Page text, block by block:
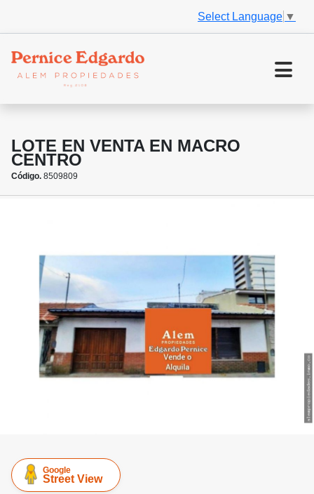
Select Language ▼
LOTE EN VENTA EN MACRO
CENTRO
Código. 8509809
Google
Street View